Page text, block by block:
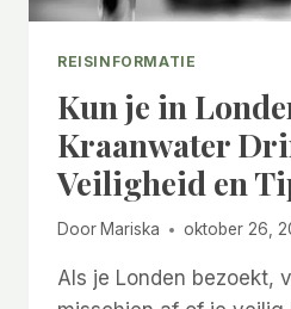
REISINFORMATIE
Kun je in
Kraanwater
Veiligheid en
Door Mariska oktober 26,
Als je Londen bezoekt,